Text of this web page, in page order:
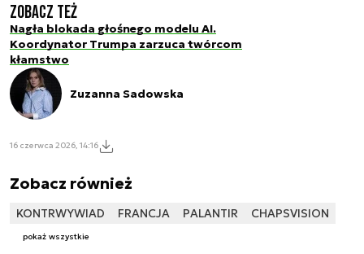
Zobacz też
Nagła blokada głośnego modelu AI.
Koordynator Trumpa zarzuca twórcom
kłamstwo
Zuzanna Sadowska
16 czerwca 2026, 14:16
Zobacz również
KONTRWYWIAD FRANCJA PALANTIR CHAPSVISION
pokaż wszystkie